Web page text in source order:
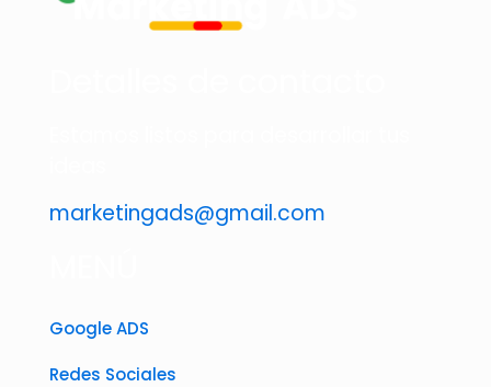
marketingads@gmail.com
Google ADS
Redes Sociales